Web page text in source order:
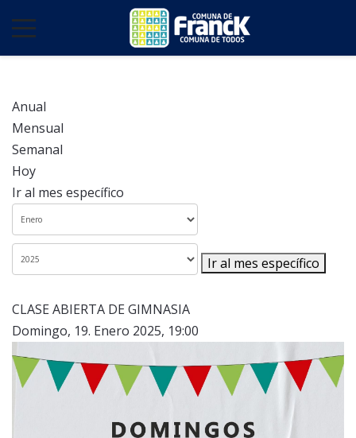
Anual
Mensual
Semanal
Hoy
Ir al mes específico
Ir al mes específico
CLASE ABIERTA DE GIMNASIA
Domingo, 19. Enero 2025, 19:00